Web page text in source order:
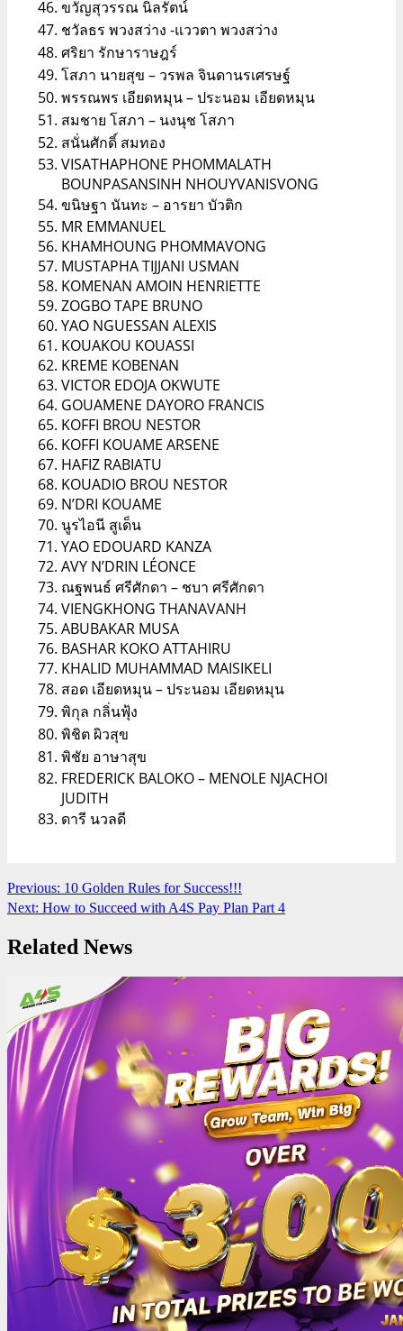
ขวัญสุวรรณ นิลรัตน์
ชวัลธร พวงสว่าง -แววตา พวงสว่าง
ศริยา รักษาราษฎร์
โสภา นายสุข – วรพล จินดานรเศรษฐ์
พรรณพร เอียดหมุน – ประนอม เอียดหมุน
สมชาย โสภา – นงนุช โสภา
สนั่นศักดิ์ สมทอง
VISATHAPHONE PHOMMALATH
BOUNPASANSINH NHOUYVANISVONG
ขนิษฐา นันทะ – อารยา บัวติก
MR EMMANUEL
KHAMHOUNG PHOMMAVONG
MUSTAPHA TIJJANI USMAN
KOMENAN AMOIN HENRIETTE
ZOGBO TAPE BRUNO
YAO NGUESSAN ALEXIS
KOUAKOU KOUASSI
KREME KOBENAN
VICTOR EDOJA OKWUTE
GOUAMENE DAYORO FRANCIS
KOFFI BROU NESTOR
KOFFI KOUAME ARSENE
HAFIZ RABIATU
KOUADIO BROU NESTOR
N’DRI KOUAME
นูรไอนี สูเด็น
YAO EDOUARD KANZA
AVY N’DRIN LÉONCE
ณฐพนธ์ ศรีศักดา – ชบา ศรีศักดา
VIENGKHONG THANAVANH
ABUBAKAR MUSA
BASHAR KOKO ATTAHIRU
KHALID MUHAMMAD MAISIKELI
สอด เอียดหมุน – ประนอม เอียดหมุน
พิกุล กลิ่นฟุ้ง
พิชิต ผิวสุข
พิชัย อาษาสุข
FREDERICK BALOKO – MENOLE NJACHOI
JUDITH
ดารี นวลดี
Continue
Reading
Previous: 10 Golden Rules for Success!!!
Next: How to Succeed with A4S Pay Plan Part 4
Related News